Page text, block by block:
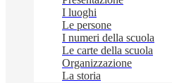
I luoghi
Le persone
I numeri della scuola
Le carte della scuola
Organizzazione
La storia